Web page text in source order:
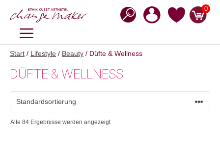
Inhalt
0
MENÜ
Start / Lifestyle / Beauty / Düfte & Wellness
DÜFTE & WELLNESS
Alle 84 Ergebnisse werden angezeigt